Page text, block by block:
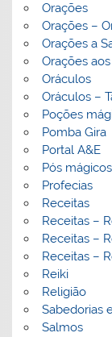
Orações
Orações –
Orações a
Orações
Oráculos
Oráculos –
Poções
Pomba Gira
Portal A&E
Pós mágicos
Profecias
Receitas
Receitas –
Receitas –
Receitas –
Reiki
Religião
Sabedorias
Salmos